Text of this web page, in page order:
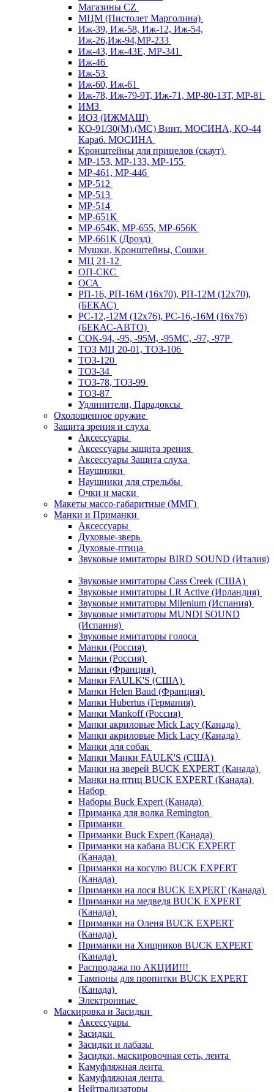
Магазины CZ
МЦМ (Пистолет Марголина)
Иж-39, Иж-58, Иж-12, Иж-54,
Иж-26,Иж-94,МР-233
Иж-43, Иж-43Е, МР-341
Иж-46
Иж-53
Иж-60, Иж-61
Иж-78, Иж-79-9Т, Иж-71, МР-80-13Т, МР-81
ИМЗ
ИОЗ (ИЖМАШ)
КО-91/30(М),(МС) Винт. МОСИНА, КО-44
Караб. МОСИНА
Кронштейны для прицелов (скаут)
МР-153, МР-133, МР-155
МР-461, МР-446
МР-512
МР-513
МР-514
МР-651К
МР-654К, МР-655, МР-656К
МР-661К (Дрозд)
Мушки, Кронштейны, Сошки
МЦ 21-12
ОП-СКС
ОСА
РП-16, РП-16М (16х70), РП-12М (12х70),
(БЕКАС)
РС-12,-12М (12х76), РС-16,-16М (16х76)
(БЕКАС-АВТО)
СОК-94, -95, -95М, -95МС, -97, -97Р
ТОЗ МЦ 20-01, ТОЗ-106
ТОЗ-120
ТОЗ-34
ТОЗ-78, ТОЗ-99
ТОЗ-87
Удлинители, Парадоксы
Охолощенное оружие
Защита зрения и слуха
Аксессуары
Аксессуары защита зрения
Аксессуары Защита слуха
Наушники
Наушники для стрельбы
Очки и маски
Макеты массо-габаритные (ММГ)
Манки и Приманки
Аксессуары
Духовые-зверь
Духовые-птица
Звуковые имитаторы BIRD SOUND (Италия)
Звуковые имитаторы Cass Creek (США)
Звуковые имитаторы LR Active (Ирландия)
Звуковые имитаторы Milenium (Испания)
Звуковые имитаторы MUNDI SOUND
(Испания)
Звуковые имитаторы голоса
Манки (Россия)
Манки (Россия)
Манки (Франция)
Манки FAULK'S (США)
Манки Helen Baud (Франция)
Манки Hubertus (Германия)
Манки Mankoff (Россия)
Манки акриловые Mick Lacy (Канада)
Манки акриловые Mick Lacy (Канада)
Манки для собак
Манки Манки FAULK'S (США)
Манки на зверей BUCK EXPERT (Канада)
Манки на птиц BUCK EXPERT (Канада)
Набор
Наборы Buck Expert (Канада)
Приманка для волка Remington
Приманки
Приманки Buck Expert (Канада)
Приманки на кабана BUCK EXPERT
(Канада)
Приманки на косулю BUCK EXPERT
(Канада)
Приманки на лося BUCK EXPERT (Канада)
Приманки на медведя BUCK EXPERT
(Канада)
Приманки на Оленя BUCK EXPERT
(Канада)
Приманки на Хищников BUCK EXPERT
(Канада)
Распродажа по АКЦИИ!!!
Тампоны для пропитки BUCK EXPERT
(Канада)
Электронные
Маскировка и Засидки
Аксессуары
Засидки
Засидки и лабазы
Засидки, маскировочная сеть, лента
Камуфляжная лента
Камуфляжная лента
Нейтрализаторы